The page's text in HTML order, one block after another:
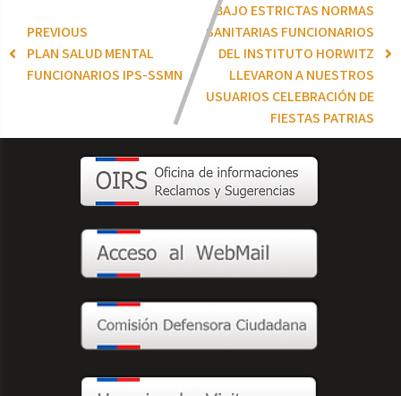
PREVIOUS
PLAN SALUD MENTAL
FUNCIONARIOS IPS-SSMN
BAJO ESTRICTAS NORMAS
SANITARIAS FUNCIONARIOS
DEL INSTITUTO HORWITZ
LLEVARON A NUESTROS
USUARIOS CELEBRACIÓN DE
FIESTAS PATRIAS